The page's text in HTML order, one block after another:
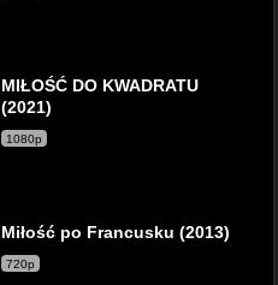
MIŁOŚĆ DO KWADRATU
(2021)
1080p
Miłość po Francusku (2013)
720p